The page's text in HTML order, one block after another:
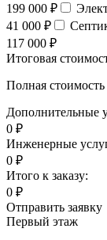
199 000 ₽
41 000 ₽
117 000 ₽
Итоговая
Полная
Дополнительные
0 ₽
Инженерные
0 ₽
Итого к заказу:
0 ₽
Отправить заявку
Первый этаж